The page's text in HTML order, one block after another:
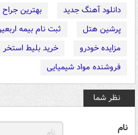
دانلود آهنگ جدید
بهترین
پرشین هتل
ثبت نام بیمه
مزایده خودرو
خرید بلیط استخر
فروشنده مواد شیمیایی
نظر شما
نام